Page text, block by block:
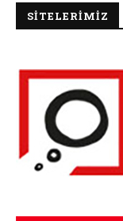
SİTELERİMİZ